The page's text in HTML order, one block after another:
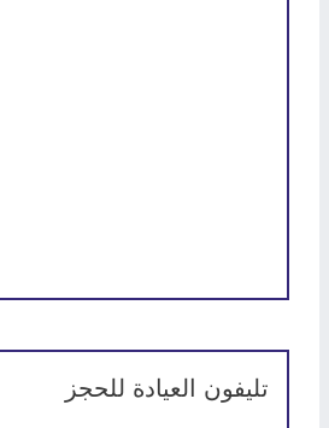
تليفون العيادة للحجز